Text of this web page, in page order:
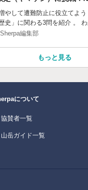
やして遭難防止に役立てよ
史」に関わる3問を紹介 。
編集部
もっと見る
について
協賛者一覧
山岳ガイド一覧